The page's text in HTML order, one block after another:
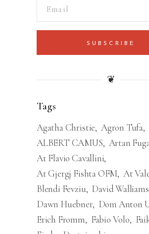
SUBSCRIBE
❦
Tags
Agatha Christie Agron Tufa
ALBERT CAMUS Artan
At Flavio Cavallini
At Gjergj Fishta OFM At
Blendi Fevziu David Walliams
Dawn Huebner Dom Anton
Erich Fromm
Fabio Volo